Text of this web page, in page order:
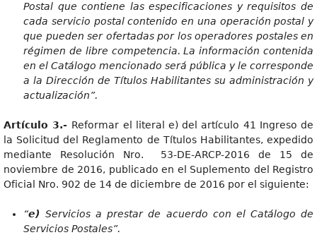
Postal que contiene las especificaciones y requisitos de
cada servicio postal contenido en una operación postal y
que pueden ser ofertadas por los operadores postales en
régimen de libre competencia. La información contenida
en el Catálogo mencionado será pública y le corresponde
a la Dirección de Títulos Habilitantes su administración y
actualización”.
Artículo 3.- Reformar el literal e) del artículo 41 Ingreso de
la Solicitud del Reglamento de Títulos Habilitantes, expedido
mediante Resolución Nro. 53-DE-ARCP-2016 de 15 de
noviembre de 2016, publicado en el Suplemento del Registro
Oficial Nro. 902 de 14 de diciembre de 2016 por el siguiente:
“e)Servicios a prestar de acuerdo con el Catálogo de
Servicios Postales”.